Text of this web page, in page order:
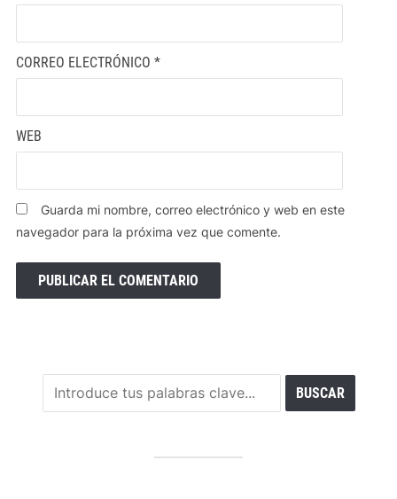
CORREO ELECTRÓNICO *
WEB
Guarda mi nombre, correo electrónico y web en este
navegador para la próxima vez que comente.